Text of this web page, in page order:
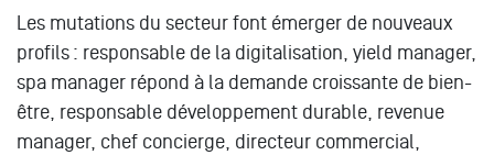
Les mutations du secteur font émerger de nouveaux
profils : responsable de la digitalisation, yield manager,
spa manager répond à la demande croissante de bien-
être, responsable développement durable, revenue
manager, chef concierge, directeur commercial,